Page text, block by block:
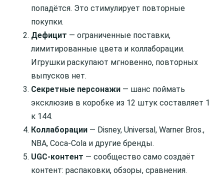
попадётся. Это стимулирует повторные
покупки.
Дефицит — ограниченные поставки,
лимитированные цвета и коллаборации.
Игрушки раскупают мгновенно, повторных
выпусков нет.
Секретные персонажи — шанс поймать
эксклюзив в коробке из 12 штук составляет 1
к 144.
Коллаборации — Disney, Universal, Warner Bros.,
NBA, Coca-Cola и другие бренды.
UGC-контент — сообщество само создаёт
контент: распаковки, обзоры, сравнения.